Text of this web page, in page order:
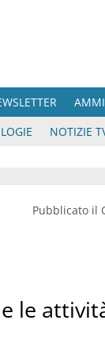
NOTIZIE
Pubblicato il
le